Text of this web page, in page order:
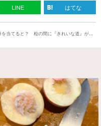
LINE はてな
を当てると？ 粒の間に『きれいな道』が出